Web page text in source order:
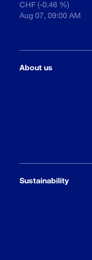
CHF (-0.46 %)
Aug 07, 09:00 AM
About us
Sustainability